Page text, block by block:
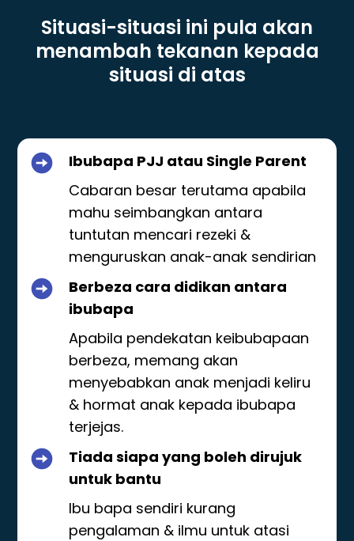
Situasi-situasi ini pula akan
menambah tekanan kepada
situasi di atas
Ibubapa PJJ atau Single Parent
Cabaran besar terutama apabila
mahu seimbangkan antara
tuntutan mencari rezeki &
menguruskan anak-anak sendirian
Berbeza cara didikan antara
ibubapa
Apabila pendekatan keibubapaan
berbeza, memang akan
menyebabkan anak menjadi keliru
& hormat anak kepada ibubapa
terjejas.
Tiada siapa yang boleh dirujuk
untuk bantu
Ibu bapa sendiri kurang
pengalaman & ilmu untuk atasi